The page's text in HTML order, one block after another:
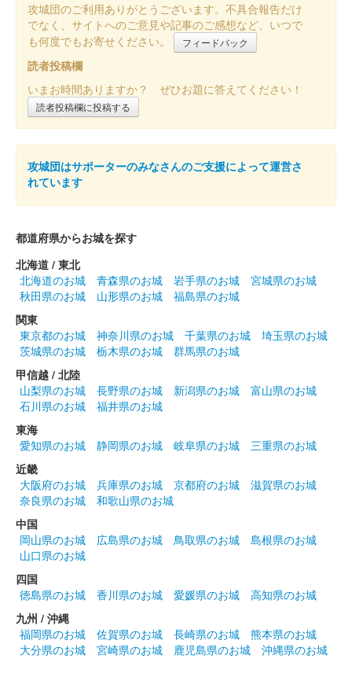
沼田城址 御城印 立夏
沼田城跡 御城印
販売終了
沼田城跡 御城印
販売終了
沼田城址 御城印 花まつり
販売終了
沼田城跡 御城印 城の日
沼田城跡 御城印
販売終了
沼田城跡 御城印 昭和百年 四月版
攻城団のご利用ありがとうございます。不具合報告だけ
でなく、サイトへのご意見や記事のご感想など、いつで
も何度でもお寄せください。
フィードバック
読者投稿欄
いまお時間ありますか？ ぜひお題に答えてください！
読者投稿欄に投稿する
攻城団はサポーターのみなさんのご支援によって運営さ
れています
都道府県からお城を探す
北海道 / 東北
北海道のお城
青森県のお城 岩手県のお城
宮城県のお城
秋田県のお城
山形県のお城
福島県のお城
関東
東京都のお城
神奈川県のお城 千葉県のお城
埼玉県のお城
茨城県のお城
栃木県のお城
群馬県のお城
甲信越 / 北陸
山梨県のお城
長野県のお城 新潟県のお城
富山県のお城
石川県のお城
福井県のお城
東海
愛知県のお城
静岡県のお城 岐阜県のお城
三重県のお城
近畿
大阪府のお城
兵庫県のお城 京都府のお城
滋賀県のお城
奈良県のお城
和歌山県のお城
中国
岡山県のお城
広島県のお城 鳥取県のお城
島根県のお城
山口県のお城
四国
徳島県のお城
香川県のお城 愛媛県のお城
高知県のお城
九州 / 沖縄
福岡県のお城
佐賀県のお城 長崎県のお城
熊本県のお城
大分県のお城
宮崎県のお城 鹿児島県のお城 沖縄県のお城